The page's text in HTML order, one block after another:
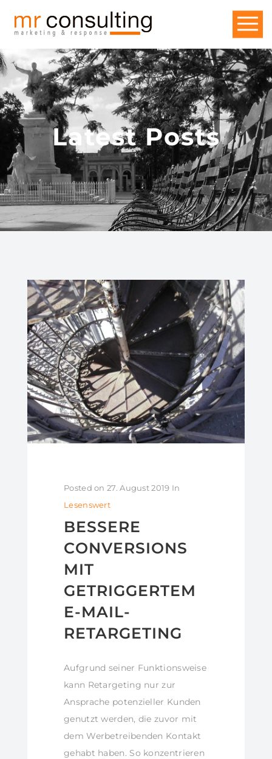
Latest Posts
Posted on 27. August 2019 In
Lesenswert
BESSERE
CONVERSIONS
MIT
GETRIGGERTEM
E-MAIL-
RETARGETING
Aufgrund seiner Funktionsweise
kann Retargeting nur zur
Ansprache potenzieller Kunden
genutzt werden, die zuvor mit
dem Werbetreibenden Kontakt
gehabt haben. So konzentrieren